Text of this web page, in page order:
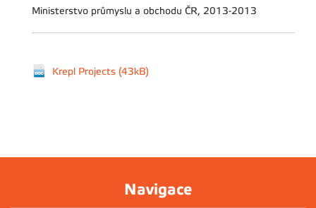
Ministerstvo průmyslu a obchodu ČR, 2013-2013
Krepl Projects (43kB)
Navigace